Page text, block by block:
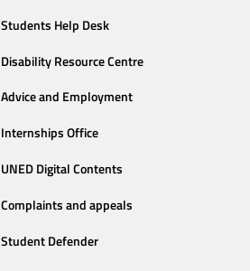
Students Help Desk
Disability Resource Centre
Advice and Employment
Internships Office
UNED Digital Contents
Complaints and appeals
Student Defender